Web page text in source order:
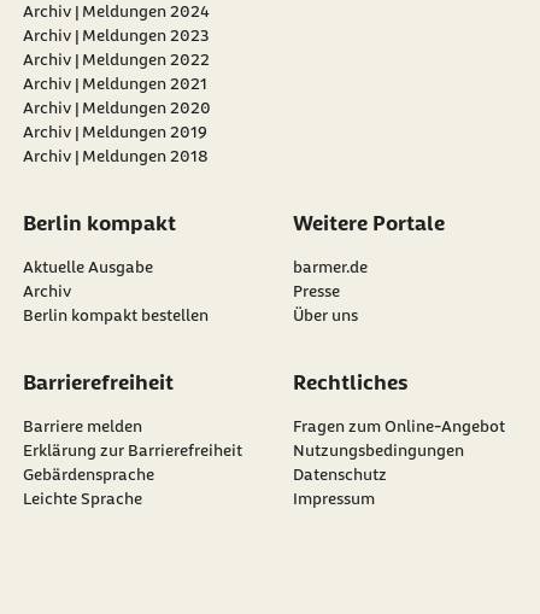
Archiv | Meldungen 2024
Archiv | Meldungen 2023
Archiv | Meldungen 2022
Archiv | Meldungen 2021
Archiv | Meldungen 2020
Archiv | Meldungen 2019
Archiv | Meldungen 2018
Berlin kompakt
Aktuelle Ausgabe
Archiv
Berlin kompakt bestellen
Weitere Portale
barmer.de
Presse
Über uns
Barrierefreiheit
Barriere melden
Erklärung zur Barrierefreiheit
Gebärdensprache
Leichte Sprache
Rechtliches
Fragen zum Online-Angebot
Nutzungsbedingungen
Datenschutz
Impressum